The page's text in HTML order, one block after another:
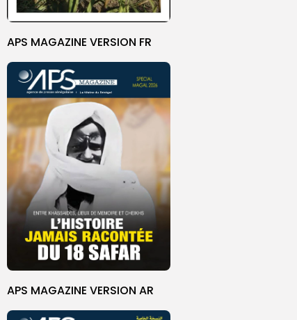
APS MAGAZINE VERSION FR
APS MAGAZINE VERSION AR